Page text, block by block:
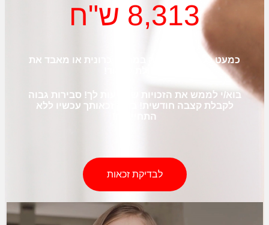
8,313 ש"ח
כמעט כל אדם 3 חולה במחלה כרונית או מאבד את
בוא/י לממש את הזכויות שמגיעות לך! סבירות גבוה
לקבלת קצבה חודשית! בדוק זכאותך עכשיו ללא
התחייבות!
לבדיקת זכאות